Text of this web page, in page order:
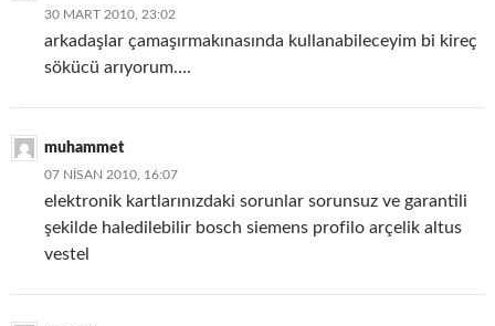
30 MART 2010, 23:02
arkadaşlar çamaşırmakınasında kullanabileceyim bi kireç
sökücü arıyorum….
muhammet
07 NISAN 2010, 16:07
elektronik kartlarınızdaki sorunlar sorunsuz ve garantili
şekilde haledilebilir bosch siemens profilo arçelik altus
vestel